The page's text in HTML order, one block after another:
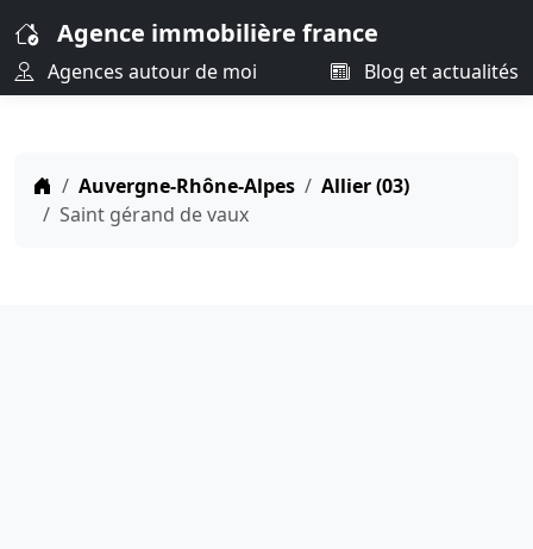
Agence immobilière france
Agences autour de moi Blog et actualités
Auvergne-Rhône-Alpes
Allier (03)
Saint gérand de vaux